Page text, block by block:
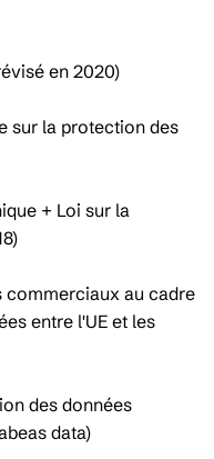
en 2020)
sur la protection des
+ Loi sur la
commerciaux au cadre
entre l'UE et les
des données
data)